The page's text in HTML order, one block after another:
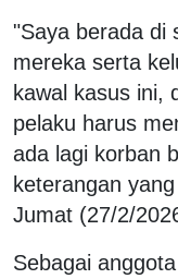
"Saya berada di
mereka serta
kawal kasus ini,
pelaku harus
ada lagi korban
keterangan
Jumat (27/2/
Sebagai